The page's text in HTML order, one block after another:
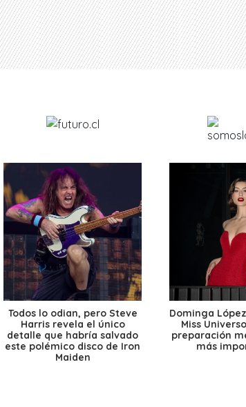
Todos lo odian, pero Steve
Harris revela el único
detalle que habría salvado
este polémico disco de Iron
Maiden
Dominga
Miss
preparación
más